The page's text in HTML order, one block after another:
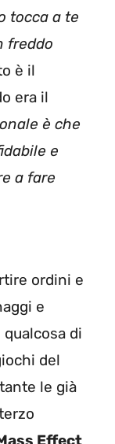
tocca a te
freddo
è il
era il
è che
e
a fare
ordini e
e
di
del
le già